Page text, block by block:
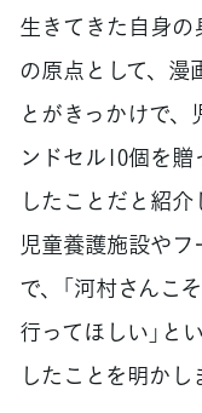
生きてきた自身
の原点として、漫
とがきっかけで、
ンドセル10個を贈
したことだと紹介
児童養護施設や
で、「河村さんこ
行ってほしい」と
したことを明かし